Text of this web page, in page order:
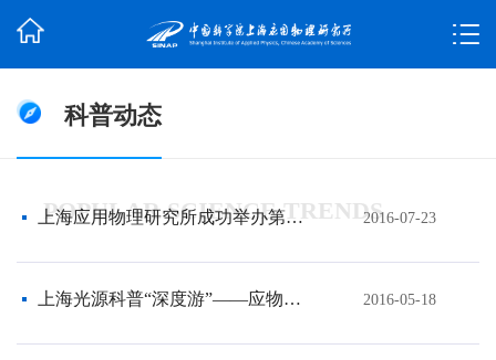
科普动态
POPULAR SCIENCE TRENDS
上海应用物理研究所成功举办第五届“应用物理”优秀大学生暑期夏令营活动 2016-07-23
上海光源科普“深度游”——应物所成功举办“2016年上海科技活动周”暨“中国科学院公众开放日”上海光源开放日活动 2016-05-18